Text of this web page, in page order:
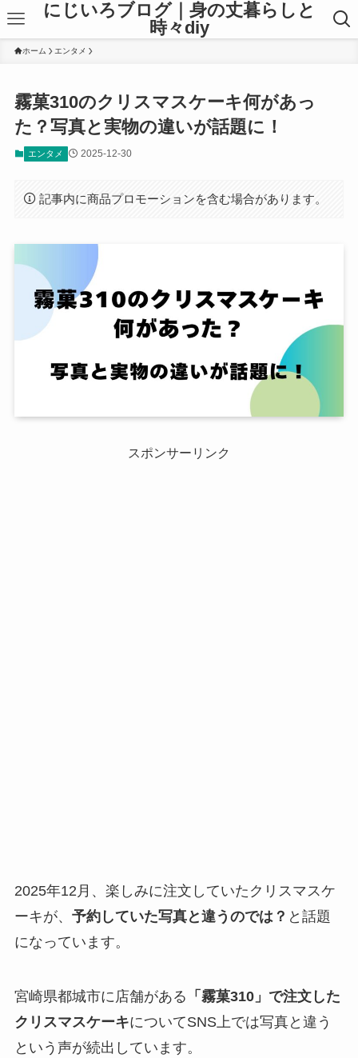
にじいろブログ｜身の丈暮らしと
時々diy
ホーム エンタメ
霧菓310のクリスマスケーキ何があっ
た？写真と実物の違いが話題に！
エンタメ 2025-12-30
記事内に商品プロモーションを含む場合があります。
スポンサーリンク
2025年12月、楽しみに注文していたクリスマスケ
ーキが、 予約していた写真と違うのでは？ と話題
になっています。
宮崎県都城市に店舗がある 「霧菓310」で注文した
クリスマスケーキについてSNS上では写真と違う
という声が続出しています。